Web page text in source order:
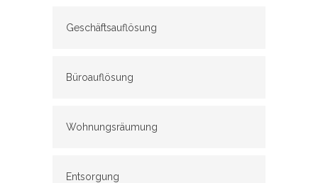
Geschäftsauflösung
Büroauflösung
Wohnungsräumung
Entsorgung